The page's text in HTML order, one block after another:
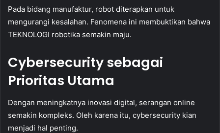
Pada bidang manufaktur, robot diterapkan untuk
mengurangi kesalahan. Fenomena ini membuktikan bahwa
TEKNOLOGI robotika semakin maju.
Cybersecurity sebagai
Prioritas Utama
Dengan meningkatnya inovasi digital, serangan online
semakin kompleks. Oleh karena itu, cybersecurity kian
menjadi hal penting.